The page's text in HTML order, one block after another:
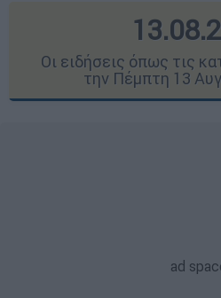
Οι ειδήσεις όπως τις
την Πέμπτη 13